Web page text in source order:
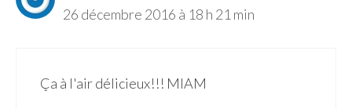
26 décembre 2016 à 18 h 21 min
Ça à l'air délicieux!!! MIAM